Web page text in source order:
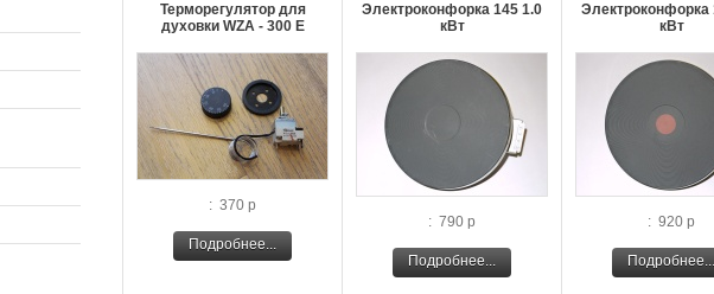
Терморегулятор для
духовки WZA - 300 E
: 370 р
Подробнее...
Электроконфорка 145 1.0
кВт
: 790 р
Подробнее...
Электроконфорка
кВт
: 920 р
Подробнее...